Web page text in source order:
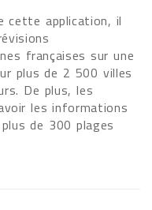
cette application, il
françaises sur une
plus de 2 500 villes
De plus, les
les informations
de 300 plages